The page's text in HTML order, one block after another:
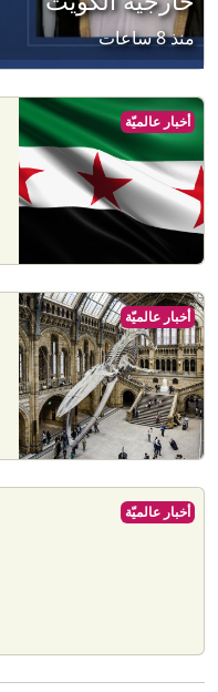
منذ 8 ساعات
أخبار عالميّة
أخبار عالميّة
أخبار عالميّة